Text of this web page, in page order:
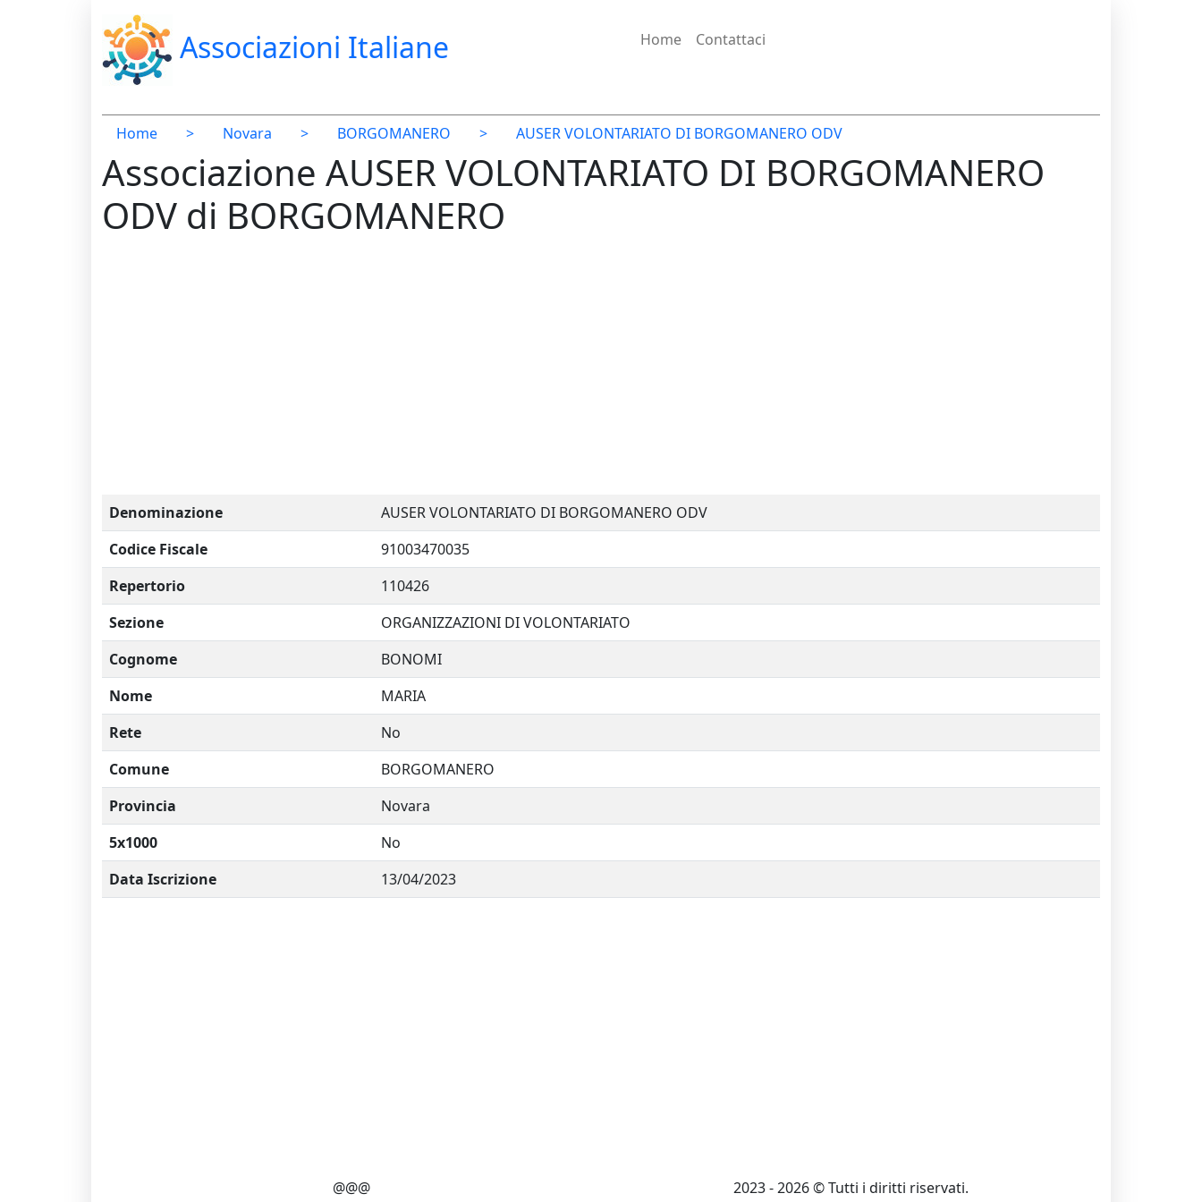
Associazioni Italiane Home Contattaci
Home > Novara > BORGOMANERO > AUSER VOLONTARIATO DI BORGOMANERO ODV
Associazione AUSER VOLONTARIATO DI BORGOMANERO
ODV di BORGOMANERO
Denominazione
AUSER VOLONTARIATO DI BORGOMANERO ODV
Codice Fiscale
91003470035
Repertorio
110426
Sezione
ORGANIZZAZIONI DI VOLONTARIATO
Cognome
BONOMI
Nome
MARIA
Rete
No
Comune
BORGOMANERO
Provincia
Novara
5x1000
No
Data Iscrizione
13/04/2023
@@@ 2023 - 2026 © Tutti i diritti riservati.